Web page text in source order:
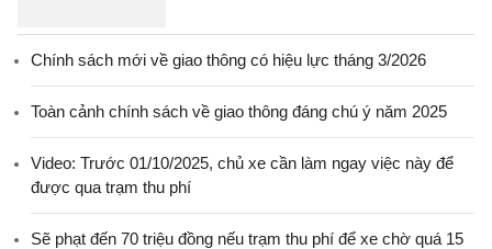
Chính sách mới về giao thông có hiệu lực tháng 3/2026
Toàn cảnh chính sách về giao thông đáng chú ý năm 2025
Video: Trước 01/10/2025, chủ xe cần làm ngay việc này để
được qua trạm thu phí
Sẽ phạt đến 70 triệu đồng nếu trạm thu phí để xe chờ quá 15